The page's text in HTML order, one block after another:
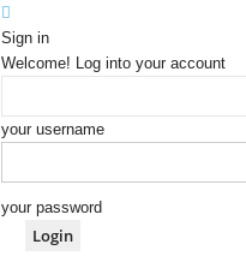
Sign in
Welcome! Log into your account
your username
your password